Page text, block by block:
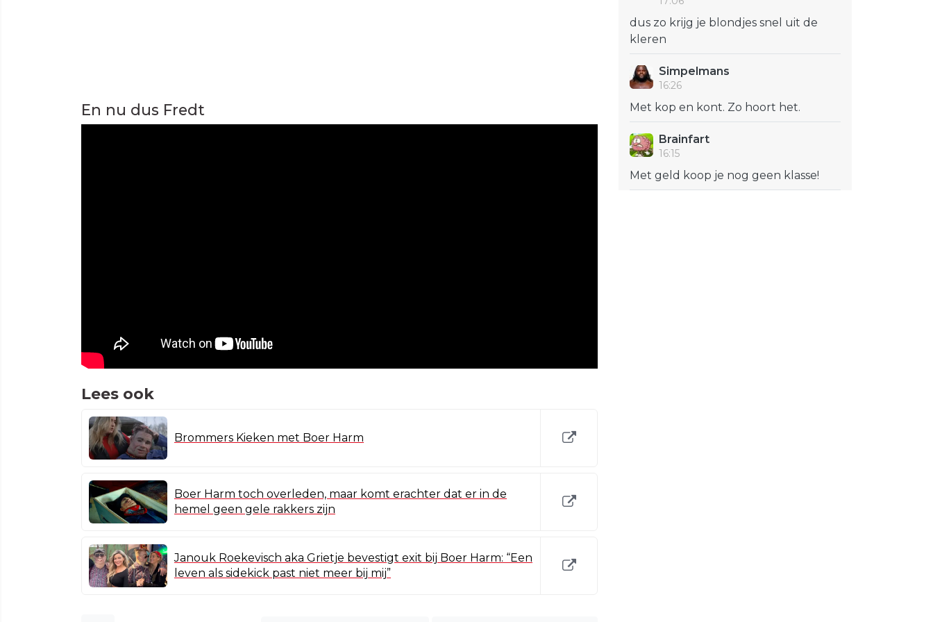
En nu dus Fredt
Lees ook
Brommers Kieken met Boer Harm
Boer Harm toch overleden, maar komt erachter dat er in de
hemel geen gele rakkers zijn
Janouk Roekevisch aka Grietje bevestigt exit bij Boer Harm: “Een
leven als sidekick past niet meer bij mij”
dus zo krijg je blondjes snel uit de
kleren
Simpelmans
16:26
Met kop en kont. Zo hoort het.
Brainfart
16:15
Met geld koop je nog geen klasse!